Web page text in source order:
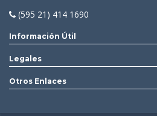
(595 21) 414 1690
Información Útil
Legales
Otros Enlaces